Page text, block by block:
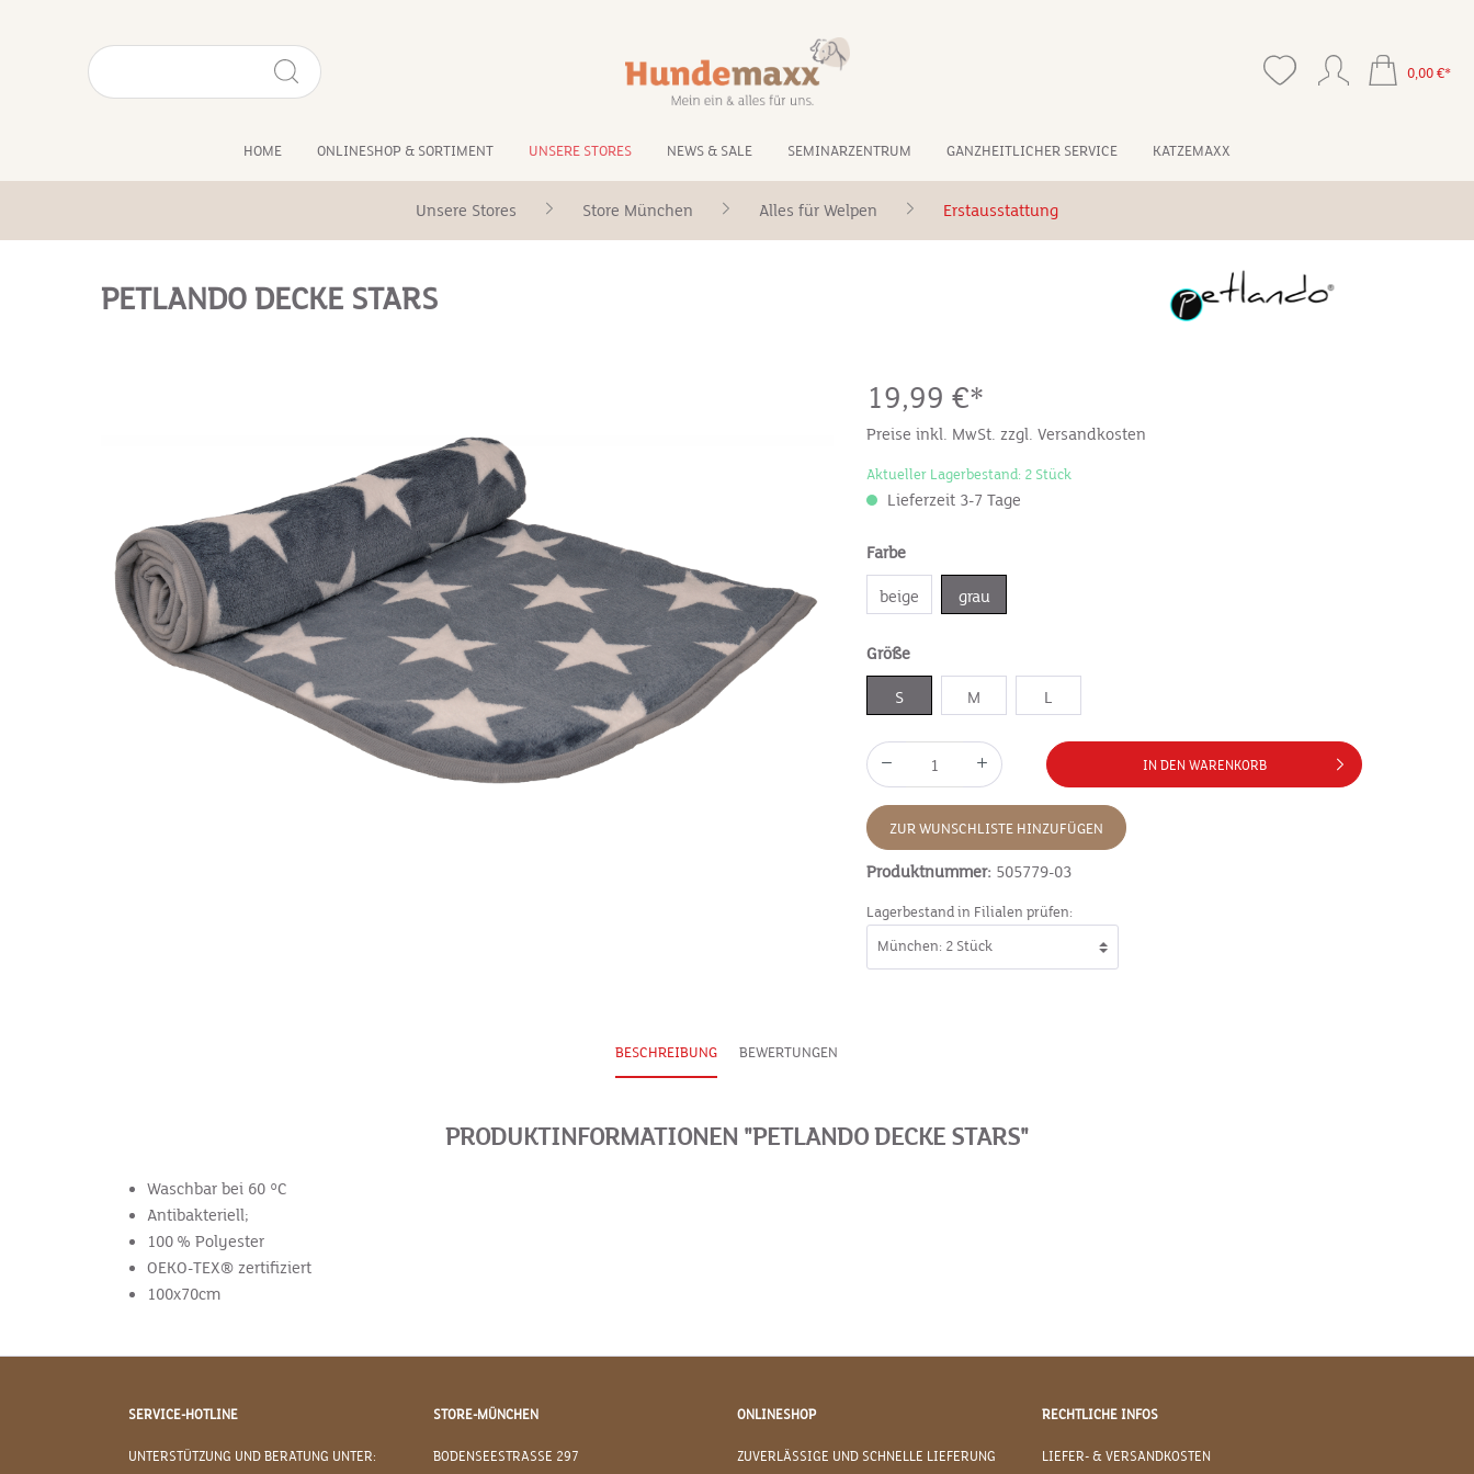
0,00 €*
HOME ONLINESHOP & SORTIMENT UNSERE STORES NEWS & SALE SEMINARZENTRUM GANZHEITLICHER SERVICE KATZEMAXX
Unsere Stores Store München Alles für Welpen Erstausstattung
PETLANDO DECKE STARS
19,99 €*
Preise inkl. MwSt. zzgl. Versandkosten
Aktueller Lagerbestand: 2 Stück
Lieferzeit 3-7 Tage
Farbe
beige grau
Größe
S M L
IN DEN WARENKORB
ZUR WUNSCHLISTE HINZUFÜGEN
Produktnummer: 505779-03
Lagerbestand in Filialen prüfen:
BESCHREIBUNG BEWERTUNGEN
PRODUKTINFORMATIONEN "PETLANDO DECKE STARS"
Waschbar bei 60 °C
Antibakteriell;
100 % Polyester
OEKO-TEX® zertifiziert
100x70cm
SERVICE-HOTLINE
UNTERSTÜTZUNG UND BERATUNG UNTER:
STORE-MÜNCHEN
BODENSEESTRASSE 297
ONLINESHOP
ZUVERLÄSSIGE UND SCHNELLE LIEFERUNG
RECHTLICHE INFOS
LIEFER- & VERSANDKOSTEN